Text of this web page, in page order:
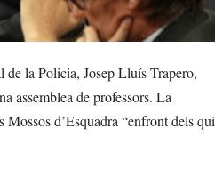
la Policia, Josep Lluís Trapero,
assemblea de professors. La
d’Esquadra “enfront dels qui